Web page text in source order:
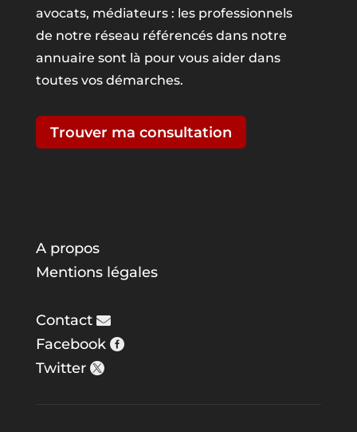
avocats, médiateurs : les professionnels
de notre réseau référencés dans notre
annuaire sont là pour vous aider dans
toutes vos démarches.
Trouver ma consultation
A propos
Mentions légales
Contact
Facebook
Twitter